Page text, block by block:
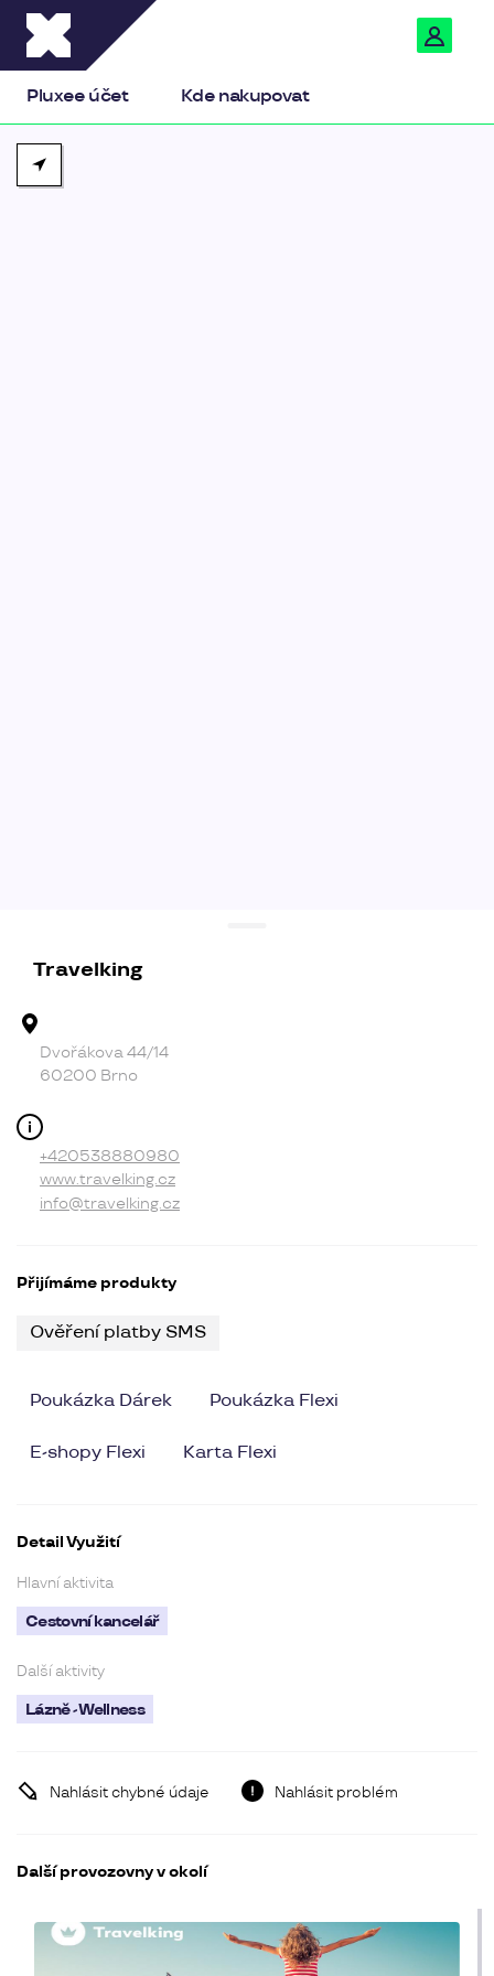
Pluxee účet Kde nakupovat
Travelking
Dvořákova 44/14
60200 Brno
+420538880980
www.travelking.cz
info@travelking.cz
Přijímáme produkty
Ověření platby SMS
Poukázka Dárek Poukázka Flexi
E-shopy Flexi Karta Flexi
Detail Využití
Hlavní aktivita
Cestovní kancelář
Další aktivity
Lázně - Wellness
Nahlásit chybné údaje Nahlásit problém
Další provozovny v okolí